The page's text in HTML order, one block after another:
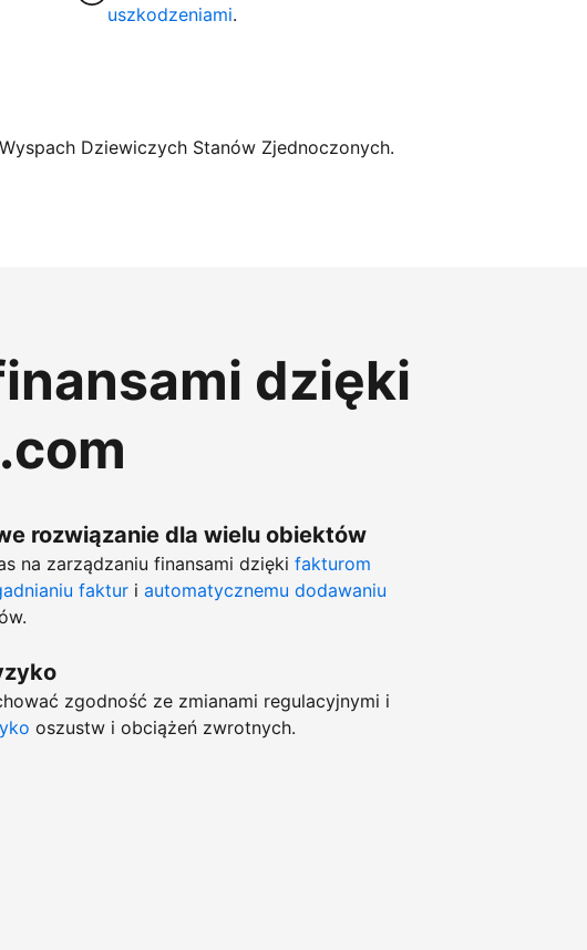
uszkodzeniami.
Dziewiczych Stanów Zjednoczonych.
dzięki
rozwiązanie dla wielu obiektów
na zarządzaniu finansami dzięki fakturom
faktur i automatycznemu dodawaniu
zgodność ze zmianami regulacyjnymi i
oszustw i obciążeń zwrotnych.